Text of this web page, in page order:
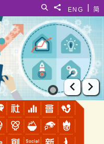
简
ENG
分享給
搜尋
上一張
下